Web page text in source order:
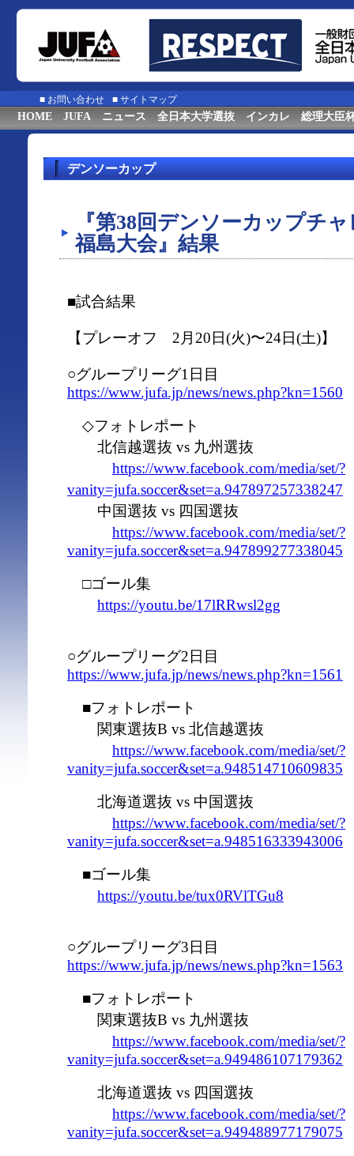
■ お問い合わせ ■ サイトマップ
HOME JUFA ニュース 全日本大学選抜 インカレ 総理大臣
デンソーカップ
『第38回デンソーカップ
福島大会』結果
■試合結果
【プレーオフ 2月20日(火)〜24日(土)】
○グループリーグ1日目
https://www.jufa.jp/news/news.php?kn=1560
◇フォトレポート
北信越選抜 vs 九州選抜
https://www.facebook.com/media/set/?
vanity=jufa.soccer&set=a.947897257338247
中国選抜 vs 四国選抜
https://www.facebook.com/media/set/?
vanity=jufa.soccer&set=a.947899277338045
□ゴール集
https://youtu.be/17lRRwsl2gg
○グループリーグ2日目
https://www.jufa.jp/news/news.php?kn=1561
■フォトレポート
関東選抜B vs 北信越選抜
https://www.facebook.com/media/set/?
vanity=jufa.soccer&set=a.948514710609835
北海道選抜 vs 中国選抜
https://www.facebook.com/media/set/?
vanity=jufa.soccer&set=a.948516333943006
■ゴール集
https://youtu.be/tux0RVlTGu8
○グループリーグ3日目
https://www.jufa.jp/news/news.php?kn=1563
■フォトレポート
関東選抜B vs 九州選抜
https://www.facebook.com/media/set/?
vanity=jufa.soccer&set=a.949486107179362
北海道選抜 vs 四国選抜
https://www.facebook.com/media/set/?
vanity=jufa.soccer&set=a.949488977179075